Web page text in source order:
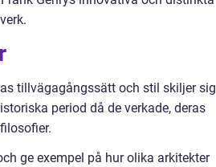
tillvägagångssätt och stil skiljer sig
period då de verkade, deras
ge exempel på hur olika arkitekter